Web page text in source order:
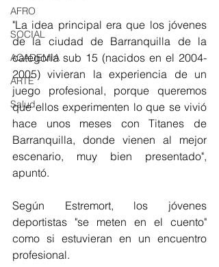
AFRO
SOCIAL
ACADEMIA
ARTE
Salud
"La idea principal era que los jóvenes
de la ciudad de Barranquilla de la
categoría sub 15 (nacidos en el 2004-
2005) vivieran la experiencia de un
juego profesional, porque queremos
que ellos experimenten lo que se vivió
hace unos meses con Titanes de
Barranquilla, donde vienen al mejor
escenario, muy bien presentado",
apuntó.
Según Estremort, los jóvenes
deportistas "se meten en el cuento"
como si estuvieran en un encuentro
profesional.